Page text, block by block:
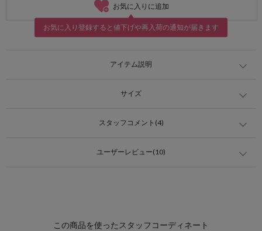
お気に入りに追加
お気に入り登録すると値下げや再入荷の通知が届きます
アイテム説明
サイズ
スタッフコメント(4)
ユーザーレビュー(10)